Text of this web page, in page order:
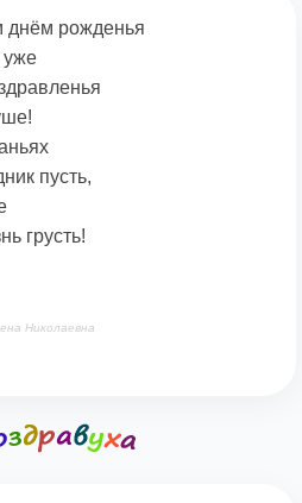
рожденья
уже
пусть,
грусть!
Николаевна